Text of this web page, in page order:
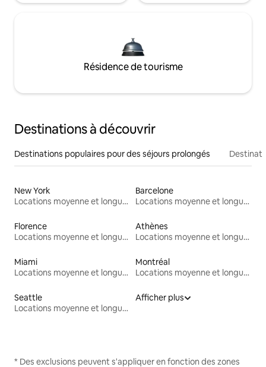
Résidence de tourisme
Destinations à découvrir
Destinations populaires pour des séjours prolongés
New York
Locations moyenne et longue durée
Barcelone
Locations moyenne et longue durée
Florence
Locations moyenne et longue durée
Athènes
Locations moyenne et longue durée
Miami
Locations moyenne et longue durée
Montréal
Locations moyenne et longue durée
Seattle
Locations moyenne et longue durée
Afficher plus
* Des exclusions peuvent s'appliquer en fonction des zones